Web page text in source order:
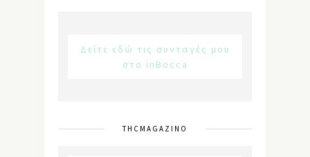
Δείτε εδώ τις συνταγές μου
στο inBocca
THCMAGAZINO